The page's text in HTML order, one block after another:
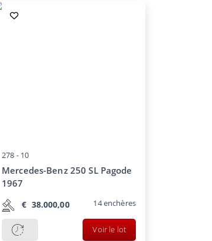
278 - 10
Mercedes-Benz 250 SL Pagode
1967
€ 38.000,00 14enchères
Voir le lot